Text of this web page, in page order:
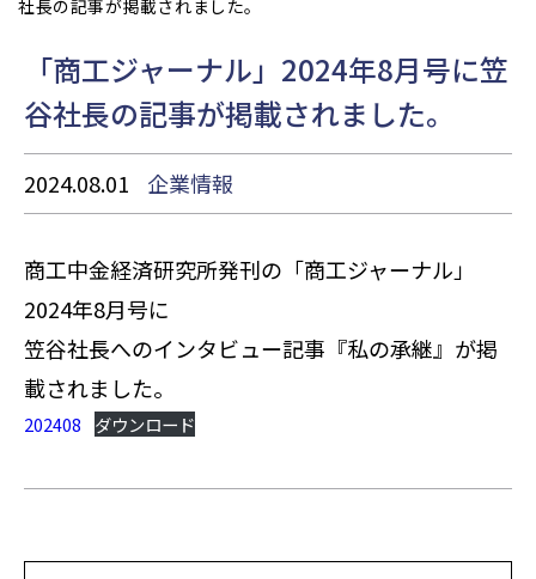
社長の記事が掲載されました。
「商工ジャーナル」2024年8月号に笠
谷社長の記事が掲載されました。
2024.08.01 企業情報
商工中金経済研究所発刊の「商工ジャーナル」
2024年8月号に
笠谷社長へのインタビュー記事『私の承継』が掲
載されました。
202408 ダウンロード